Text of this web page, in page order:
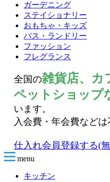
ガーデニング
ステイショナリー
おもちゃ・キッズ
バス・ランドリー
ファッション
フレグランス
全国の雑貨店、カ
ペットショップ
います。
入会費・年会費などは
仕入れ会員登録する(
menu
キッチン